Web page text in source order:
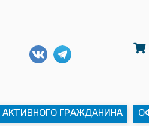
АКТИВНОГО ГРАЖДАНИНА